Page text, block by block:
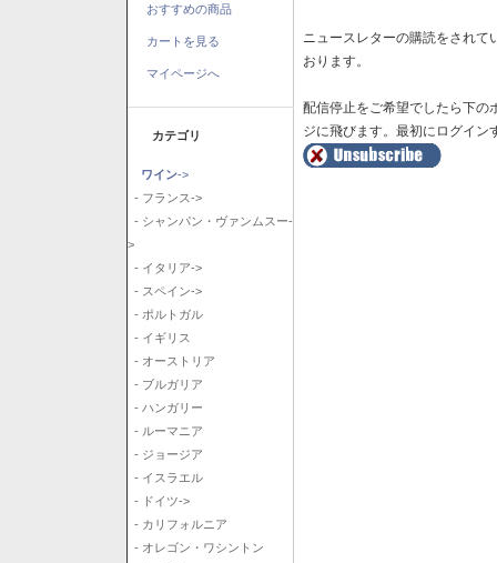
おすすめの商品
カートを見る
マイページへ
カテゴリ
ワイン->
- フランス->
- シャンパン・ヴァンムスー-
>
- イタリア->
- スペイン->
- ポルトガル
- イギリス
- オーストリア
- ブルガリア
- ハンガリー
- ルーマニア
- ジョージア
- イスラエル
- ドイツ->
- カリフォルニア
- オレゴン・ワシントン
ニュースレターの購読をされ
おります。
配信停止をご希望でしたら下の
ジに飛びます。最初にログイン